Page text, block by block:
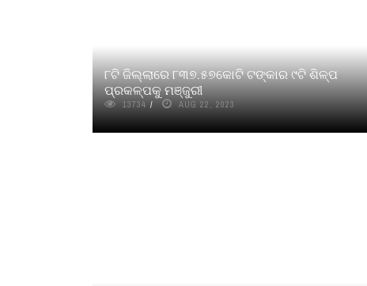
୮ଟି ଜିଲ୍ଲାରେ ୮୩୭.୫୭କୋଟି ଟଙ୍କାର ୯ଟି ଶିଳ୍ପ
ପ୍ରକଳ୍ପକୁ ମଞ୍ଜୁରୀ
13734 AUG 22, 2023